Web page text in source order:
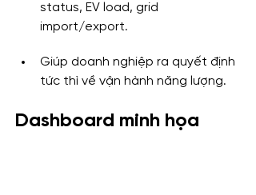
status, EV load, grid
import/export.
Giúp doanh nghiệp ra quyết định
tức thì về vận hành năng lượng.
Dashboard minh họa